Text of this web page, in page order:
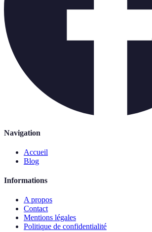
Navigation
Accueil
Blog
Informations
A propos
Contact
Mentions légales
Politique de confidentialité